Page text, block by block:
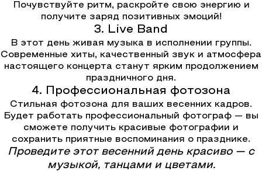
Почувствуйте ритм, раскройте свою энергию и
получите заряд позитивных эмоций!
3. Live Band
В этот день живая музыка в исполнении группы.
Современные хиты, качественный звук и атмосфера
настоящего концерта станут ярким продолжением
праздничного дня.
4. Профессиональная фотозона
Стильная фотозона для ваших весенних кадров.
Будет работать профессиональный фотограф — вы
сможете получить красивые фотографии и
сохранить приятные воспоминания о празднике.
Проведите этот весенний день красиво — с
музыкой, танцами и цветами.